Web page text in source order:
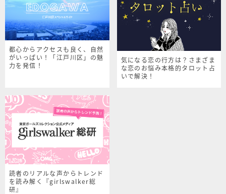
都心からアクセスも良く、自然
がいっぱい！「江戸川区」の魅
力を発信！
気になる恋の行方は？さまざま
な恋のお悩み本格的タロット占
いで解決！
読者のリアルな声からトレンド
を読み解く『girlswalker総
研』